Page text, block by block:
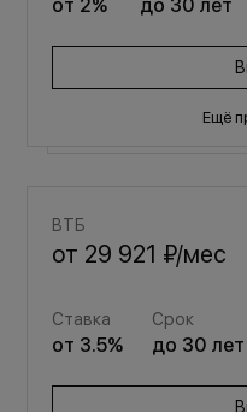
от 2% до 30 лет
Ещё
от34 948 ₽
от3.5% до30
ВТБ
от 29 921 ₽/мес
Ставка
от 3.5%
Срок
до 30 лет